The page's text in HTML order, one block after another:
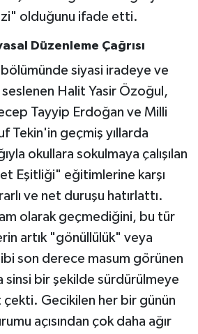
olduğunu ifade etti.
Düzenleme Çağrısı
bölümünde siyasi iradeye ve
Halit Yasir Özoğul,
Tayyip Erdoğan ve Milli
Tekin'in geçmiş yıllarda
okullara sokulmaya çalışılan
Eşitliği" eğitimlerine karşı
ve net duruşu hatırlattı.
olarak geçmediğini, bu tür
artık "gönüllülük" veya
son derece masum görünen
sinsi bir şekilde sürdürülmeye
çekti. Gecikilen her bir günün
açısından çok daha ağır